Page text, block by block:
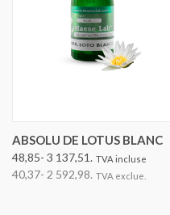
ABSOLU DE LOTUS BLANC
48,85- 3 137,51. TVA incluse
40,37- 2 592,98. TVA exclue.